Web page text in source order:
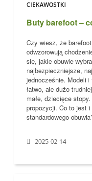
CIEKAWOSTKI
Buty barefoot –
Czy wiesz, że
odwzorowują
się, jakie obuwie
najbezpieczniejsze,
jednocześnie. Modeli
łatwo, ale dużo
małe, dziecięce stopy
propozycji. Co to jest
standardowego
2025-02-14